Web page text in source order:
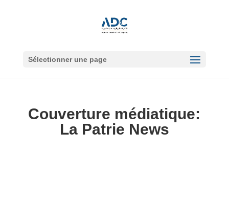
Sélectionner une page
Couverture médiatique:
La Patrie News